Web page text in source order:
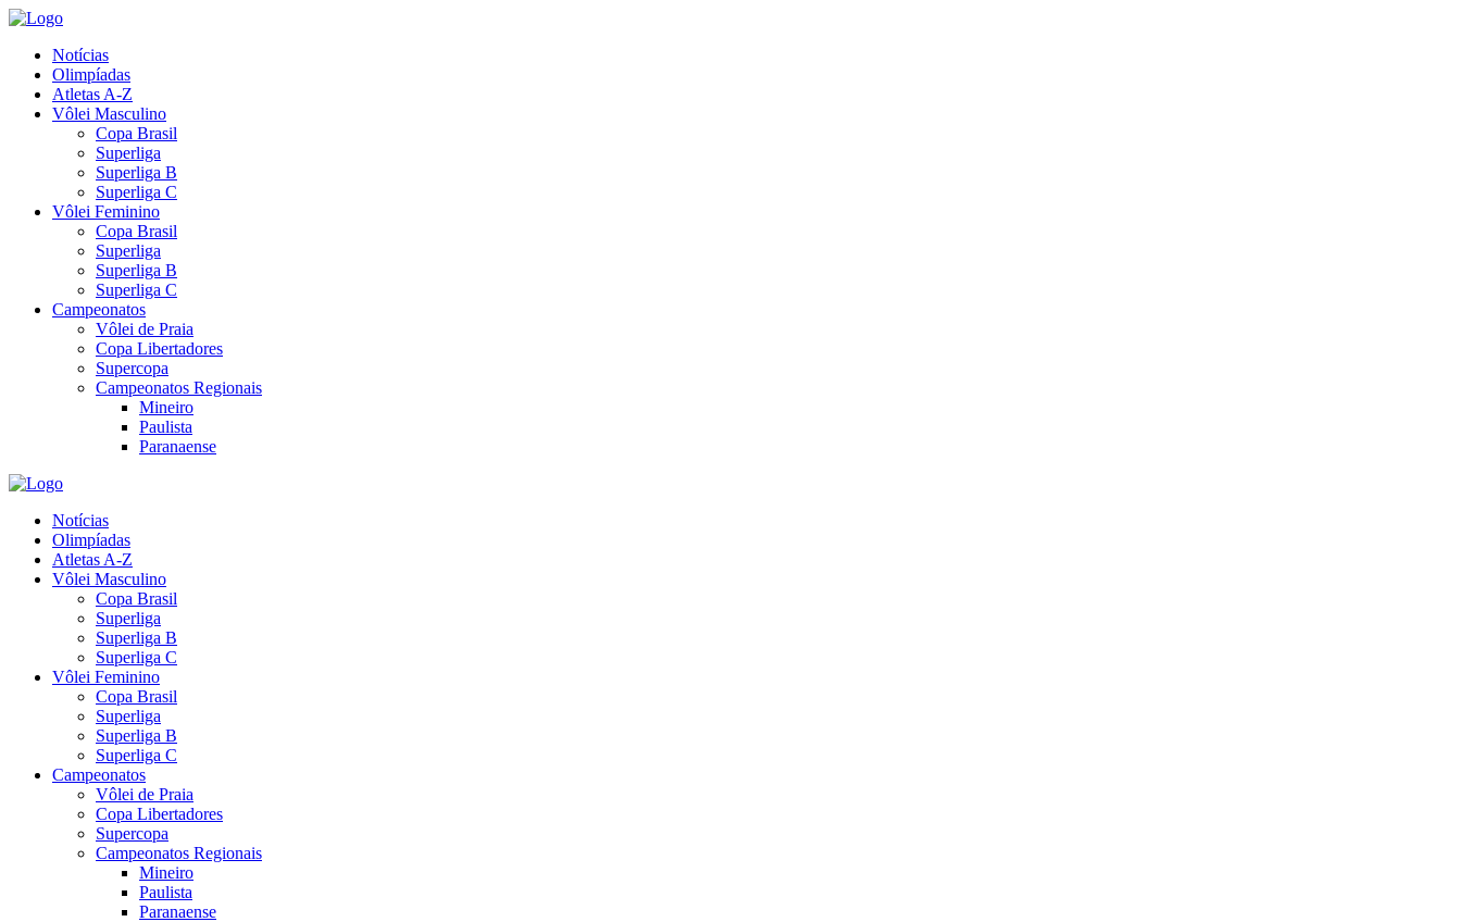
Notícias
Olimpíadas
Atletas A-Z
Vôlei Masculino
Copa Brasil
Superliga
Superliga B
Superliga C
Vôlei Feminino
Copa Brasil
Superliga
Superliga B
Superliga C
Campeonatos
Vôlei de Praia
Copa Libertadores
Supercopa
Campeonatos Regionais
Mineiro
Paulista
Paranaense
Notícias
Olimpíadas
Atletas A-Z
Vôlei Masculino
Copa Brasil
Superliga
Superliga B
Superliga C
Vôlei Feminino
Copa Brasil
Superliga
Superliga B
Superliga C
Campeonatos
Vôlei de Praia
Copa Libertadores
Supercopa
Campeonatos Regionais
Mineiro
Paulista
Paranaense